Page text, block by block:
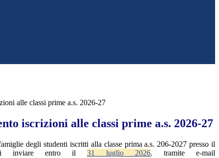
alle classi prime a.s. 2026-27
iscrizioni alle classi prime a.s. 2026-27
degli studenti iscritti alla classe prima a.s. 206-2027 presso il
inviare entro il 31 luglio 2026, tramite e-mail